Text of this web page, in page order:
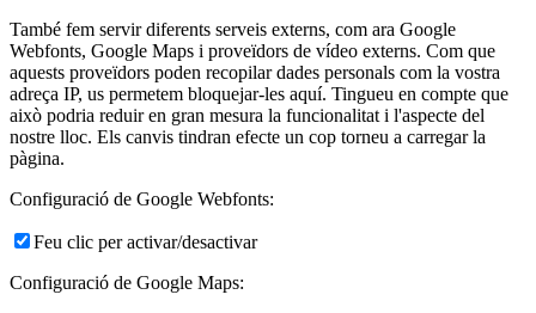
També fem servir diferents serveis externs, com ara Google
Webfonts, Google Maps i proveïdors de vídeo externs. Com que
aquests proveïdors poden recopilar dades personals com la vostra
adreça IP, us permetem bloquejar-les aquí. Tingueu en compte que
això podria reduir en gran mesura la funcionalitat i l'aspecte del
nostre lloc. Els canvis tindran efecte un cop torneu a carregar la
pàgina.
Configuració de Google Webfonts:
Feu clic per activar/desactivar
Configuració de Google Maps: